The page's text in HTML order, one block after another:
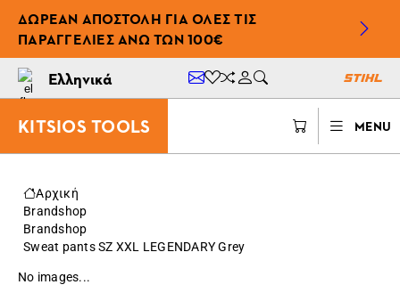
ΔΩΡΕΆΝ ΑΠΟΣΤΟΛΉ ΓΙΑ ΌΛΕΣ ΤΙΣ
ΠΑΡΑΓΓΕΛΊΕΣ ΆΝΩ ΤΩΝ 100€
Ελληνικά
KITSIOS TOOLS MENU
Αρχική
Brandshop
Brandshop
Sweat pants SZ XXL LEGENDARY Grey
No images...